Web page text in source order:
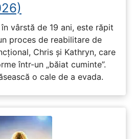
vârstă de 19 ani, este răpit
proces de reabilitare de
Chris și Kathryn, care
într-un „băiat cuminte”.
o cale de a evada.